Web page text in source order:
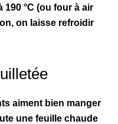
190 °C (ou four à air
on laisse refroidir
aiment bien manger
une feuille chaude